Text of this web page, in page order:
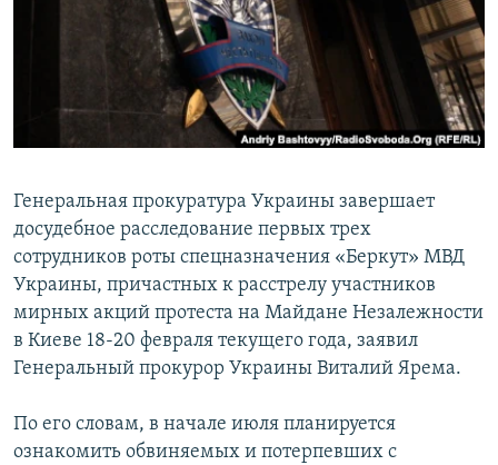
ПОБЕДИТЕЛЕЙ НЕ СУДЯТ?
КРЫМ.НЕПОКОРЕННЫЙ
УКРАИНСКАЯ ПРОБЛЕМА КРЫМА
ПРИСОЕДИНЯЙТЕСЬ!
Генеральная прокуратура Украины завершает
досудебное расследование первых трех
сотрудников роты спецназначения «Беркут» МВД
Украины, причастных к расстрелу участников
мирных акций протеста на Майдане Незалежности
в Киеве 18-20 февраля текущего года, заявил
Генеральный прокурор Украины Виталий Ярема.
По его словам, в начале июля планируется
ознакомить обвиняемых и потерпевших с